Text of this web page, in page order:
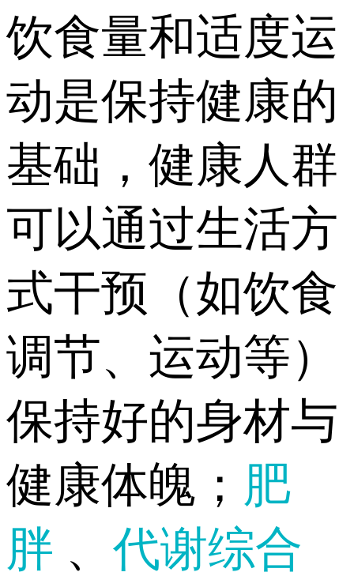
饮食量和适度运
动是保持健康的
基础，健康人群
可以通过生活方
式干预（如饮食
调节、运动等）
保持好的身材与
健康体魄； 肥
胖 、 代谢综合